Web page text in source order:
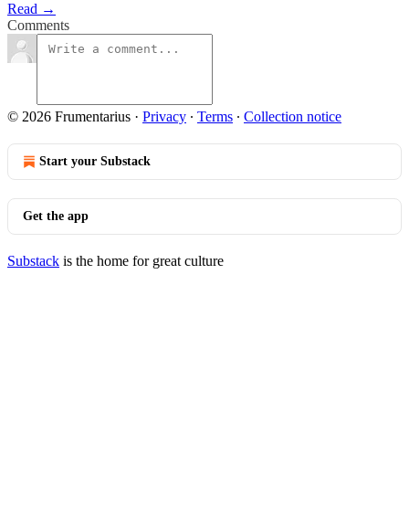
Read →
Comments
© 2026 Frumentarius · Privacy ∙ Terms ∙ Collection notice
Start your Substack
Get the app
Substack is the home for great culture